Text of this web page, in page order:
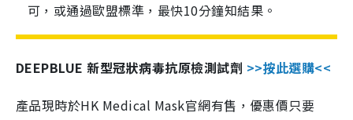
可，或通過歐盟標準，最快10分鐘知結果。
DEEPBLUE 新型冠狀病毒抗原檢測試劑 >>按此選購<<
產品現時於HK Medical Mask官網有售，優惠價只要